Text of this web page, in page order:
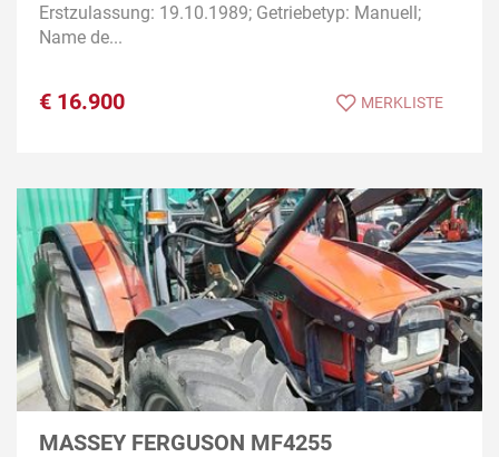
Erstzulassung: 19.10.1989; Getriebetyp: Manuell;
Name de...
€ 16.900 MERKLISTE
MASSEY FERGUSON MF4255